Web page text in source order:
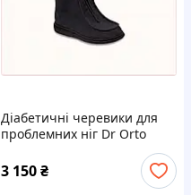
Діабетичні черевики для
проблемних ніг Dr Orto
996M008 Асфальтовий 42
8TCP754035
3 150₴